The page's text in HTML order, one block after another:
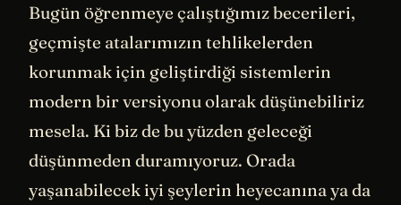
Bugün öğrenmeye çalıştığımız becerileri,
geçmişte atalarımızın tehlikelerden
korunmak için geliştirdiği sistemlerin
modern bir versiyonu olarak düşünebiliriz
mesela. Ki biz de bu yüzden geleceği
düşünmeden duramıyoruz. Orada
yaşanabilecek iyi şeylerin heyecanına ya da